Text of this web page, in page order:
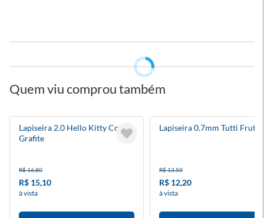
Quem viu comprou também
Lapiseira 2.0 Hello Kitty Com
Grafite
R$ 16,80
R$ 15,10
à vista
Lapiseira 0.7mm Tutti Frutti
R$ 13,50
R$ 12,20
à vista